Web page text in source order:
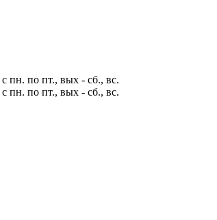
пн. по пт., вых - сб., вс.
пн. по пт., вых - сб., вс.